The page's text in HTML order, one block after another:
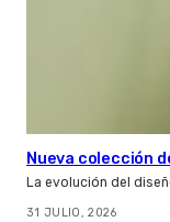
Nueva colección
La evolución del
31 JULIO, 2026